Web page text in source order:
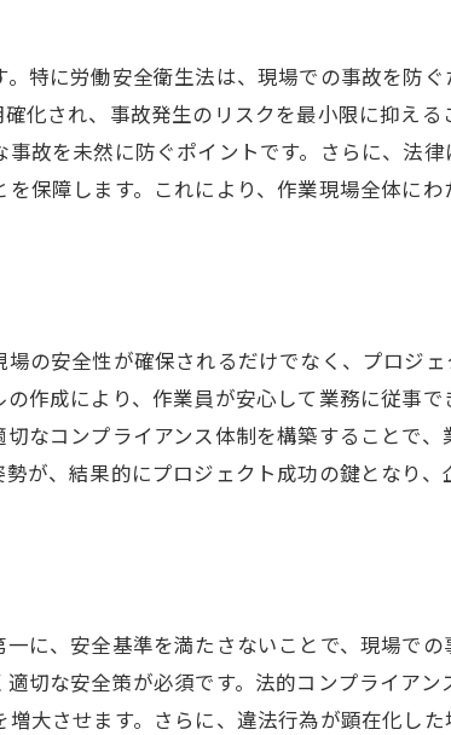
求められる安全管理
沿った安全改善
法令の適応と進化
全基準を再定義する
工事に与える影響
全対策のポイント
教育プログラム
正がもたらす現場変革
スク管理の刷新
えるスマート技術
ト技術の導入
特に労働安全衛生法は、現場での事故を防
化され、事故発生のリスクを最小限に抑え
故を未然に防ぐポイントです。さらに、法
保障します。これにより、作業現場全体に
の安全性が確保されるだけでなく、プロジ
作成により、作業員が安心して業務に従事で
なコンプライアンス体制を構築することで
が、結果的にプロジェクト成功の鍵となり
に、安全基準を満たさないことで、現場で
切な安全策が必須です。法的コンプライア
大させます。さらに、違法行為が顕在化し